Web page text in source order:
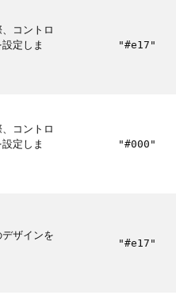
コントロ
定しま
"#e17"
コントロ
定しま
"#000"
ザインを
"#e17"